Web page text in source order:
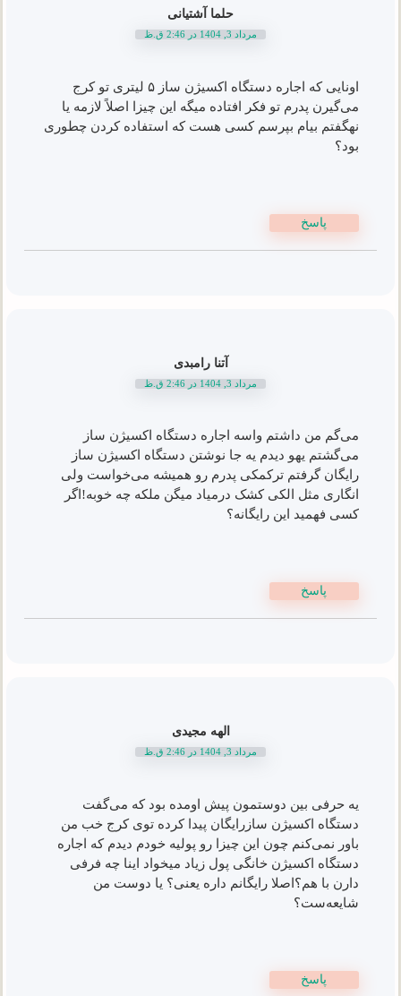
حلما آشتیانی
مرداد 3, 1404 در 2:46 ق.ظ
اونایی که اجاره دستگاه اکسیژن ساز ۵ لیتری تو کرج
می‌گیرن پدرم تو فکر افتاده میگه این چیزا اصلاً لازمه یا
نهگفتم بیام بپرسم کسی هست که استفاده کردن چطوری
بود؟
پاسخ
آتنا رامبدی
مرداد 3, 1404 در 2:46 ق.ظ
می‌گم من داشتم واسه اجاره دستگاه اکسیژن ساز
می‌گشتم یهو دیدم یه جا نوشتن دستگاه اکسیژن ساز
رایگان گرفتم ترکمکی پدرم رو همیشه می‌خواست ولی
انگاری مثل الکی کشک درمیاد میگن ملکه چه خوبه!اگر
کسی فهمید این رایگانه؟
پاسخ
الهه مجیدی
مرداد 3, 1404 در 2:46 ق.ظ
یه حرفی بین دوستمون پیش اومده بود که می‌گفت
دستگاه اکسیژن سازرایگان پیدا کرده توی کرج خب من
باور نمی‌کنم چون این چیزا رو پولیه خودم دیدم که اجاره
دستگاه اکسیژن خانگی پول زیاد میخواد اینا چه فرفی
دارن با هم؟اصلا رایگانم داره یعنی؟ یا دوست من
شایعه‌ست؟
پاسخ